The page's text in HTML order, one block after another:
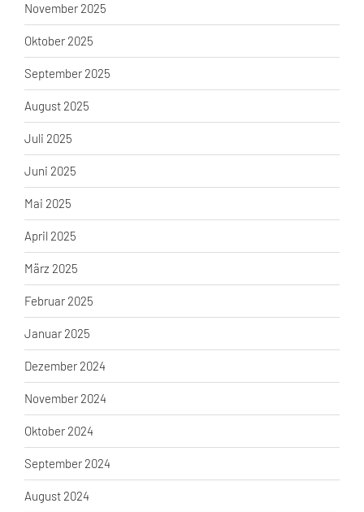
November 2025
Oktober 2025
September 2025
August 2025
Juli 2025
Juni 2025
Mai 2025
April 2025
März 2025
Februar 2025
Januar 2025
Dezember 2024
November 2024
Oktober 2024
September 2024
August 2024